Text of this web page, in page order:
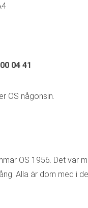
04 41
OS någonsin.
OS 1956. Det var
Alla är dom med i